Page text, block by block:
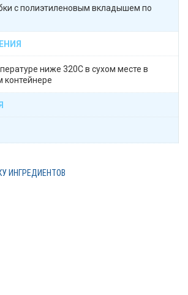
с полиэтиленовым вкладышем по
ниже 320С в сухом месте в
контейнере
ИНГРЕДИЕНТОВ